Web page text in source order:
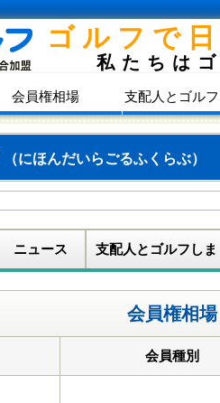
ゴルフで
私たちは
会員権相場 支配人とゴル
（にほんだいらごるふくらぶ）
ニュース 支配人とゴルフしま
会員権相場
会員種別